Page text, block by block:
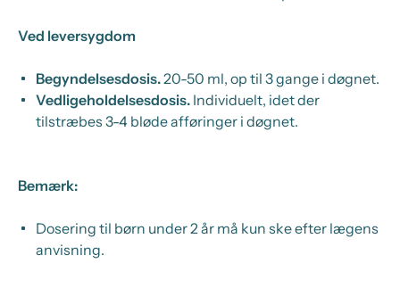
Ved leversygdom
Begyndelsesdosis.20-50 ml, op til 3 gange i døgnet.
Vedligeholdelsesdosis. Individuelt, idet der
tilstræbes 3-4 bløde afføringer i døgnet.
Bemærk:
Dosering til børn under 2 år må kun ske efter lægens
anvisning.